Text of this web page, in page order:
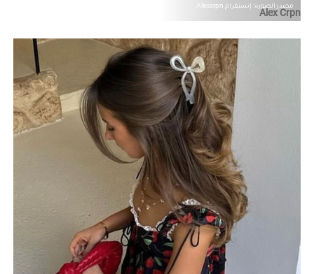
مصدر الصورة: إنستقرام Alexcrpn
Alex Crpn